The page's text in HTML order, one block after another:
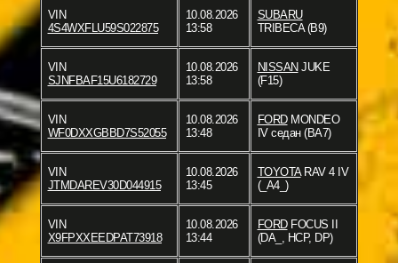
VIN
4S4WXFLU59S022875
10.08.2026
13:58
SUBARU
TRIBECA (B9)
VIN
SJNFBAF15U6182729
10.08.2026
13:58
NISSAN JUKE
(F15)
VIN
WF0DXXGBBD7S52055
10.08.2026
13:48
FORDMONDEO
IV седан (BA7)
VIN
JTMDAREV30D044915
10.08.2026
13:45
TOYOTARAV 4 IV
(_A4_)
VIN
X9FPXXEEDPAT73918
10.08.2026
13:44
FORDFOCUS II
(DA_, HCP, DP)